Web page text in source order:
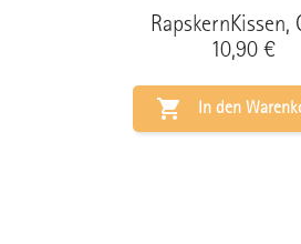
RapskernKissen,
Preis
10,90 €
 In den